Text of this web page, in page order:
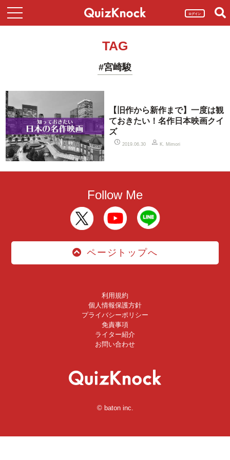
ログイン
TAG
#宮崎駿
【旧作から新作まで】一度は観
ておきたい！名作日本映画クイ
ズ
2019.06.30 K. Mimori
Follow Me
ページトップへ
利用規約
個人情報保護方針
プライバシーポリシー
免責事項
ライター紹介
お問い合わせ
© baton inc.